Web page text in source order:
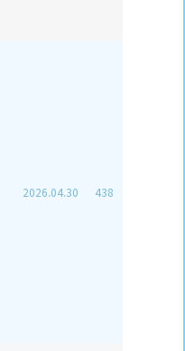
2026.04.30 438